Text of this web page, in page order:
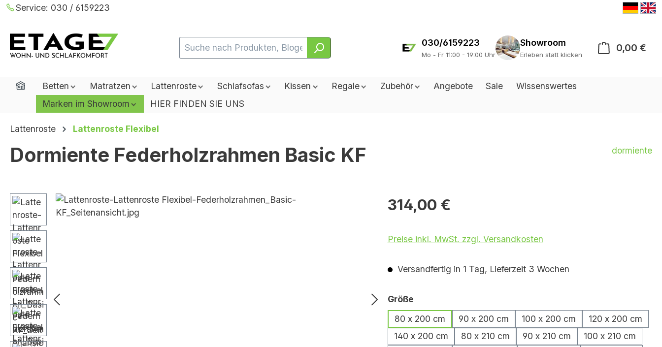
Hauptinhalt springen
Zur Suche springen
Zur Hauptnavigation springen
Service: 030 / 6159223
030/6159223
Mo - Fr 11:00 - 19:00 Uhr
Showroom
Erleben statt klicken
0,00 €
HomeBetten Matratzen Lattenroste Schlafsofas Kissen Regale Zubehör Angebote Sale
Wissenswertes
Marken im Showroom
HIER FINDEN SIE UNS
Lattenroste Lattenroste Flexibel
Dormiente Federholzrahmen Basic KF dormiente
Bildergalerie überspringen 314,00 €
Preise inkl. MwSt. zzgl. Versandkosten
Versandfertig in 1 Tag, Lieferzeit 3 Wochen
Größeauswählen
80 x 200 cm
90 x 200 cm 100 x 200 cm
120 x 200 cm
140 x 200 cm
80 x 210 cm 90 x 210 cm
100 x 210 cm